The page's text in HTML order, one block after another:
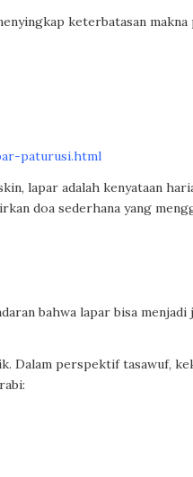
keterbatasan
paturusi.html
lapar adalah kenyataan
doa sederhana yang
bahwa lapar bisa menjadi
Dalam perspektif tasawuf,